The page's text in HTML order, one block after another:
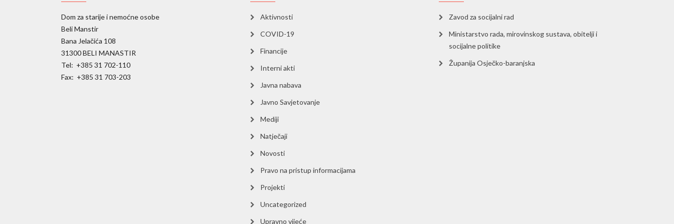
Dom za starije i nemoćne osobe
Beli Manstir
Bana Jelačića 108
31300 BELI MANASTIR
Tel: +385 31 702-110
Fax: +385 31 703-203
Aktivnosti
COVID-19
Financije
Interni akti
Javna nabava
Javno Savjetovanje
Mediji
Natječaji
Novosti
Pravo na pristup informacijama
Projekti
Uncategorized
Upravno vijeće
Zavod za socijalni rad
Ministarstvo rada, mirovinskog sustava, obitelji i
socijalne politike
Županija Osječko-baranjska